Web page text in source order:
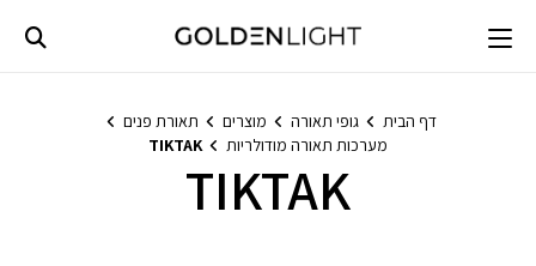
content
דף הבית גופי תאורה מוצרים
תאורת פנים
מערכות תאורה מודולריות
TIKTAK
TIKTAK